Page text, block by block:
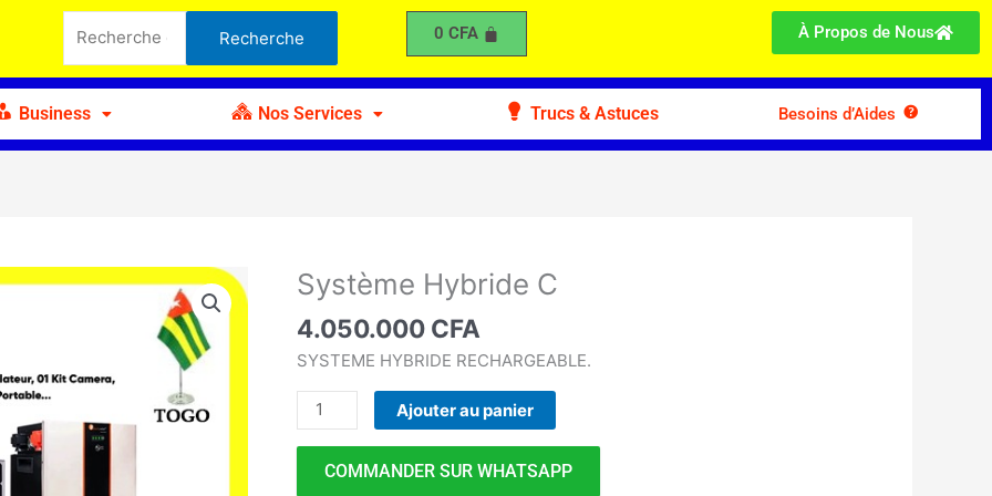
pour :
Recherche 0 CFA À Propos de Nous
Business Nos Services Trucs & Astuces Besoins d’Aides
Système Hybride C
4.050.000 CFA
SYSTEME HYBRIDE RECHARGEABLE.
quantité
Système
Hybride
Ajouter au panier
COMMANDER SUR WHATSAPP